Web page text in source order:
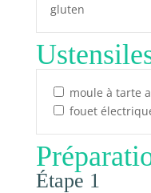
gluten
moule à tarte
fouet
Étape 1